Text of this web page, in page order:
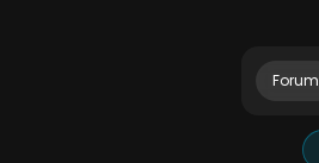
Forum